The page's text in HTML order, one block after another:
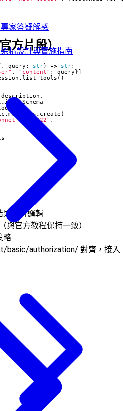
家答疑解惑
構設計與實施指南
方片段）
, query : str) -> str:
, "content" : query}]
.list_tools ()
description ,
. inputSchema
.messages . create (
20241022" ,
果合併邏輯
與官方教程保持一致）
略
basic/authorization/ 對齊，接入